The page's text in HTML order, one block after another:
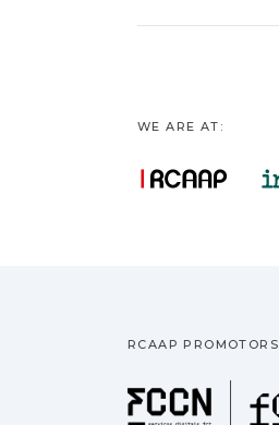
WE ARE AT:
RCAAP PROMOTORS